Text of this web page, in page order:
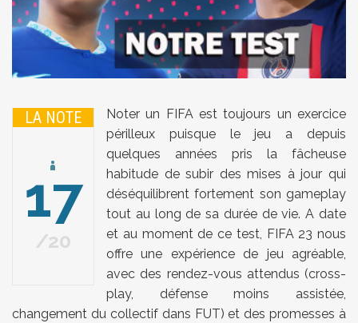
LA NOTE
17
20
Noter un FIFA est toujours un exercice
périlleux puisque le jeu a depuis
quelques années pris la fâcheuse
habitude de subir des mises à jour qui
déséquilibrent fortement son gameplay
tout au long de sa durée de vie. A date
et au moment de ce test, FIFA 23 nous
offre une expérience de jeu agréable,
avec des rendez-vous attendus (cross-
play, défense moins assistée,
changement du collectif dans FUT) et des promesses à